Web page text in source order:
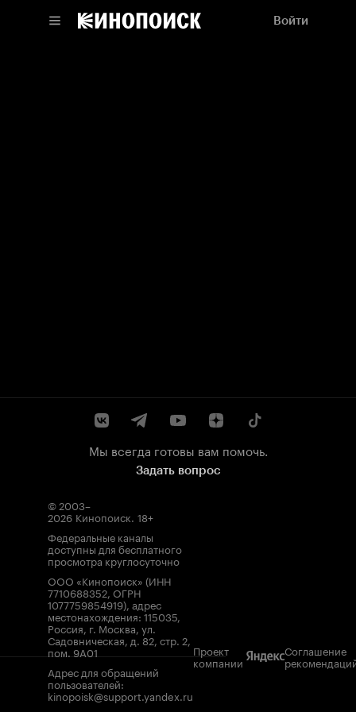
Войти
Мы всегда готовы вам помочь.
Задать вопрос
© 2003–
2026 Кинопоиск. 18+
Федеральные каналы
доступны для бесплатного
просмотра круглосуточно
ООО «Кинопоиск» (ИНН
7710688352, ОГРН
1077759854919), адрес
местонахождения: 115035,
Россия, г. Москва, ул.
Садовническая, д. 82, стр. 2,
пом. 9А01
Адрес для обращений
пользователей:
kinopoisk@support.yandex.ru
Проект
компании
Соглашение